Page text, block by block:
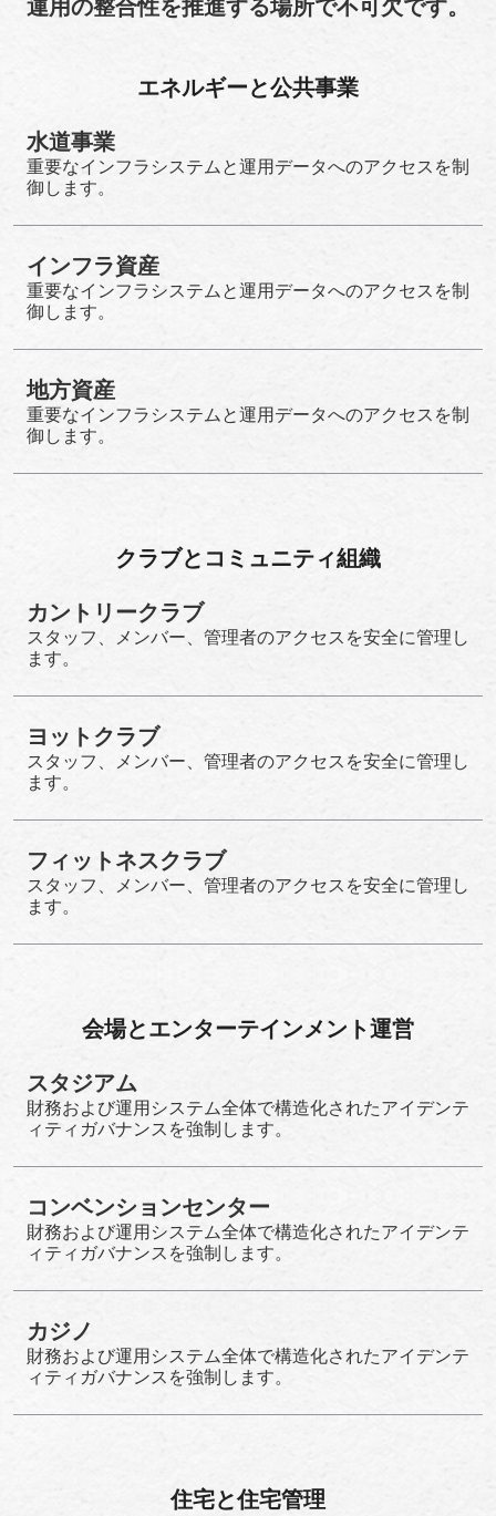
運用の整合性を推進する場所で不可欠です。
エネルギーと公共事業
水道事業
重要なインフラシステムと運用データへのアクセスを制
御します。
インフラ資産
重要なインフラシステムと運用データへのアクセスを制
御します。
地方資産
重要なインフラシステムと運用データへのアクセスを制
御します。
クラブとコミュニティ組織
カントリークラブ
スタッフ、メンバー、管理者のアクセスを安全に管理し
ます。
ヨットクラブ
スタッフ、メンバー、管理者のアクセスを安全に管理し
ます。
フィットネスクラブ
スタッフ、メンバー、管理者のアクセスを安全に管理し
ます。
会場とエンターテインメント運営
スタジアム
財務および運用システム全体で構造化されたアイデンテ
ィティガバナンスを強制します。
コンベンションセンター
財務および運用システム全体で構造化されたアイデンテ
ィティガバナンスを強制します。
カジノ
財務および運用システム全体で構造化されたアイデンテ
ィティガバナンスを強制します。
住宅と住宅管理